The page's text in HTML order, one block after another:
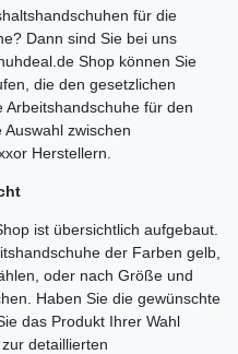
für die
Dann sind Sie bei uns
Shop können Sie
die den gesetzlichen
Arbeitshandschuhe für den
zwischen
Herstellern.
ist übersichtlich aufgebaut.
der Farben gelb,
oder nach Größe und
Haben Sie die gewünschte
das Produkt Ihrer Wahl
detaillierten